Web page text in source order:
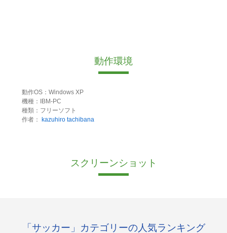
動作環境
動作OS：Windows XP
機種：IBM-PC
種類：フリーソフト
作者：
kazuhiro tachibana
スクリーンショット
「サッカー」カテゴリーの人気ランキング